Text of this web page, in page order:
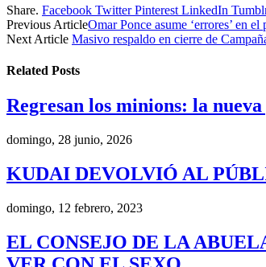
Share. Facebook Twitter Pinterest LinkedIn
Previous ArticleOmar Ponce asume ‘errores’ en
Next Article Masivo respaldo en cierre de
Related Posts
Regresan los minions: la
domingo, 28 junio, 2026
KUDAI DEVOLVIÓ AL
domingo, 12 febrero, 2023
EL CONSEJO DE LA